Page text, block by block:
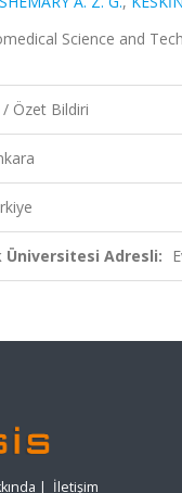
Science and
/ Özet Bildiri
Üniversitesi Adresli:
| İletişim